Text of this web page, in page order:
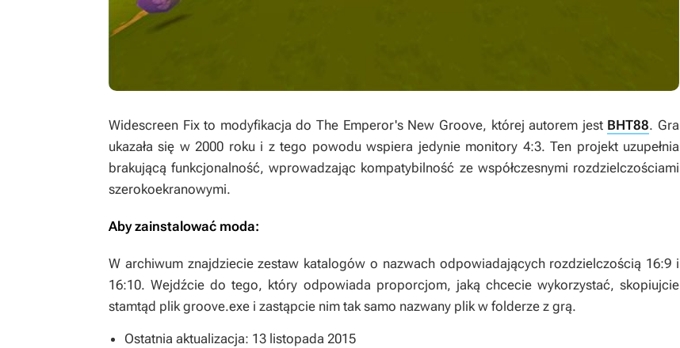
Widescreen Fixto modyfikacja doThe Emperor's New Groove, której autorem jest BHT88. Gra
ukazała się w 2000 roku i z tego powodu wspiera jedynie monitory 4:3. Ten projekt uzupełnia
brakującą funkcjonalność, wprowadzając kompatybilność ze współczesnymi rozdzielczościami
szerokoekranowymi.
Aby zainstalować moda:
W archiwum znajdziecie zestaw katalogów o nazwach odpowiadających rozdzielczością 16:9 i
16:10. Wejdźcie do tego, który odpowiada proporcjom, jaką chcecie wykorzystać, skopiujcie
stamtąd plik groove.exe i zastąpcie nim tak samo nazwany plik w folderze z grą.
Ostatnia aktualizacja: 13 listopada 2015